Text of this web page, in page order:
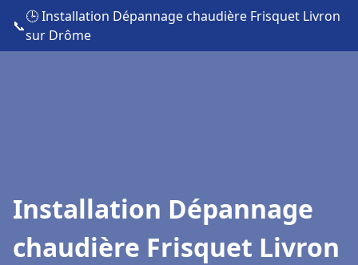
📞
🕒 Installation Dépannage chaudière Frisquet Livron
sur Drôme
Installation Dépannage
chaudière Frisquet Livron